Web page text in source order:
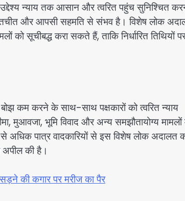
उद्देश्य न्याय तक आसान और त्वरित पहुंच सुनिश्चित
और आपसी सहमति से संभव है। विशेष लोक
सूचीबद्ध करा सकते हैं, ताकि निर्धारित तिथियों
कम करने के साथ-साथ पक्षकारों को त्वरित न्याय
मुआवजा, भूमि विवाद और अन्य समझौतायोग्य
अधिक पात्र वादकारियों से इस विशेष लोक अदालत
की है।
की कगार पर मरीज का पैर